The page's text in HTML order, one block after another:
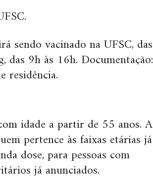
sendo vacinado na UFSC, das
9h às 16h. Documentação:
residência.
idade a partir de 55 anos. A
pertence às faixas etárias já
dose, para pessoas com
já anunciados.